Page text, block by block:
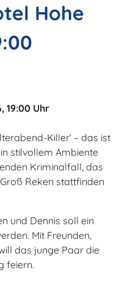
Hohe
19:00 Uhr
Killer‘ – das ist
stilvollem Ambiente
Kriminalfall, das
Reken stattfinden
und Dennis soll ein
Mit Freunden,
das junge Paar die
feiern.